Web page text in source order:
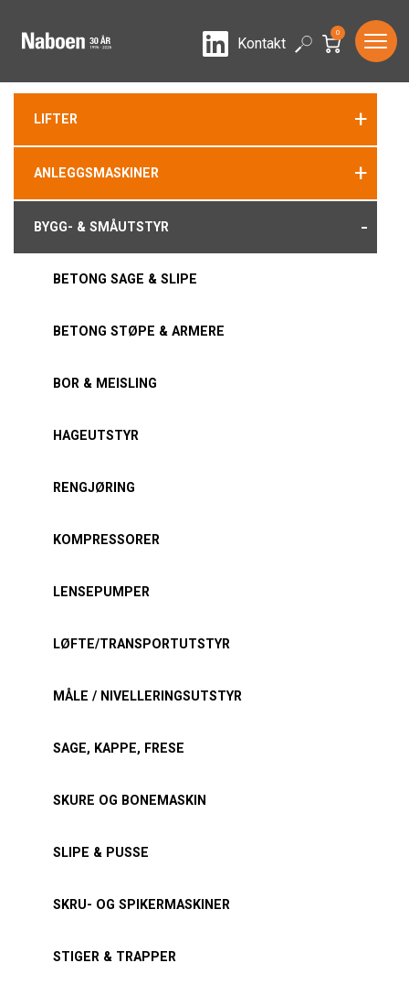
LinkedIn
Kontakt Search
0
LIFTER +
ANLEGGSMASKINER +
BYGG- & SMÅUTSTYR -
BETONG SAGE & SLIPE
BETONG STØPE & ARMERE
BOR & MEISLING
HAGEUTSTYR
RENGJØRING
KOMPRESSORER
LENSEPUMPER
LØFTE/TRANSPORTUTSTYR
MÅLE / NIVELLERINGSUTSTYR
SAGE, KAPPE, FRESE
SKURE OG BONEMASKIN
SLIPE & PUSSE
SKRU- OG SPIKERMASKINER
STIGER & TRAPPER